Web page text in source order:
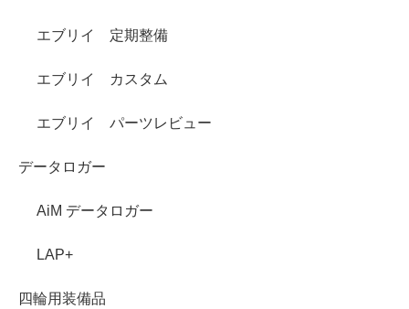
エブリイ 定期整備
エブリイ カスタム
エブリイ パーツレビュー
データロガー
AiM データロガー
LAP+
四輪用装備品